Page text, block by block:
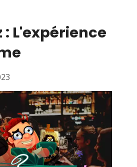
: L'expérience